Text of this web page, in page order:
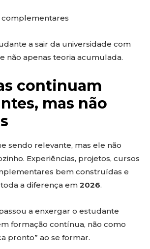
complementares
a sair da universidade com
não apenas teoria acumulada.
continuam
mas não
sendo relevante, mas ele não
Experiências, projetos, cursos
bem construídas e
a diferença em 2026.
a enxergar o estudante
formação contínua, não como
pronto” ao se formar.